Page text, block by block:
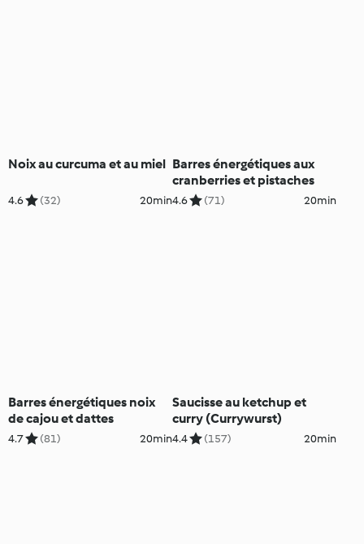
Noix au curcuma et au miel
4.6 (32) 20min
Barres énergétiques aux
cranberries et pistaches
4.6 (71) 20min
Barres énergétiques noix
de cajou et dattes
4.7 (81) 20min
Saucisse au ketchup et
curry (Currywurst)
4.4 (157) 20min